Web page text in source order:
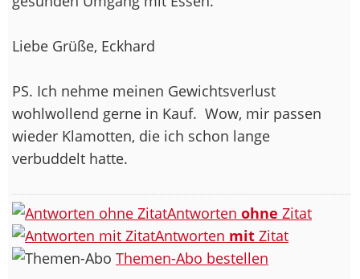
Liebe Grüße, Eckhard
PS. Ich nehme meinen Gewichtsverlust
wohlwollend gerne in Kauf. Wow, mir passen
wieder Klamotten, die ich schon lange
verbuddelt hatte.
Antworten ohne Zitat
Antworten mit Zitat
Themen-Abo bestellen